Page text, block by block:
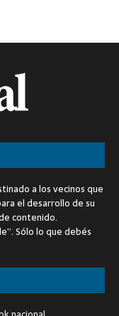
a los vecinos que
el desarrollo de su
contenido.
Sólo lo que debés